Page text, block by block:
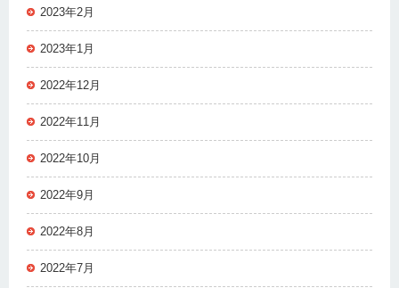
2023年2月
2023年1月
2022年12月
2022年11月
2022年10月
2022年9月
2022年8月
2022年7月